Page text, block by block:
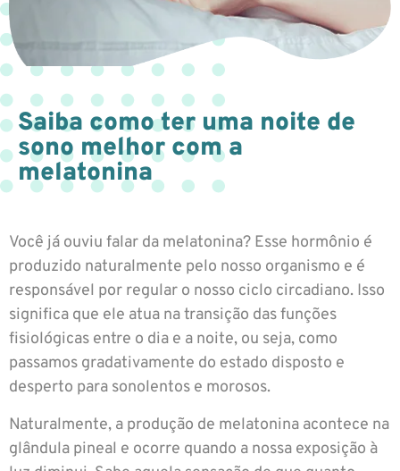
Saiba como ter uma noite de
sono melhor com a
melatonina
Você já ouviu falar da melatonina? Esse hormônio é
produzido naturalmente pelo nosso organismo e é
responsável por regular o nosso ciclo circadiano. Isso
significa que ele atua na transição das funções
fisiológicas entre o dia e a noite, ou seja, como
passamos gradativamente do estado disposto e
desperto para sonolentos e morosos.
Naturalmente, a produção de melatonina acontece na
glândula pineal e ocorre quando a nossa exposição à